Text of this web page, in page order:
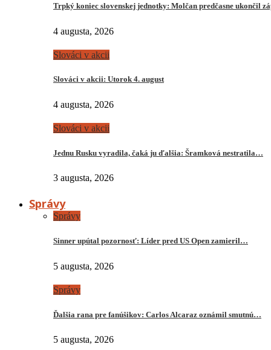
Trpký koniec slovenskej jednotky: Molčan predčasne ukončil
4 augusta, 2026
Slováci v akcii
Slováci v akcii: Utorok 4. august
4 augusta, 2026
Slováci v akcii
Jednu Rusku vyradila, čaká ju ďalšia: Šramková nestratila…
3 augusta, 2026
Správy
Správy
Sinner upútal pozornosť: Líder pred US Open zamieril…
5 augusta, 2026
Správy
Ďalšia rana pre fanúšikov: Carlos Alcaraz oznámil smutnú…
5 augusta, 2026